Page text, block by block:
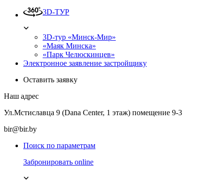
3D-ТУР
3D-тур «Минск-Мир»
«Маяк Минска»
«Парк Челюскинцев»
Электронное заявление застройщику
Оставить заявку
Наш адрес
Ул.Мстиславца 9 (Dana Center, 1 этаж) помещение 9-3
bir@bir.by
Поиск по параметрам
Забронировать online